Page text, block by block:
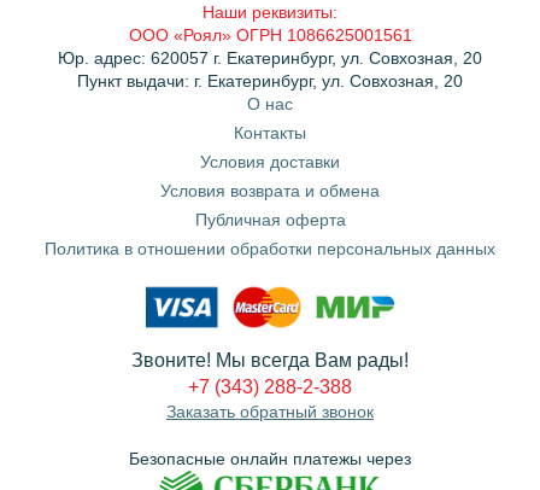
Наши реквизиты:
ООО «Роял» ОГРН 1086625001561
Юр. адрес: 620057 г. Екатеринбург, ул. Совхозная, 20
Пункт выдачи: г. Екатеринбург, ул. Совхозная, 20
О нас
Контакты
Условия доставки
Условия возврата и обмена
Публичная оферта
Политика в отношении обработки персональных данных
Звоните! Мы всегда Вам рады!
+7 (343) 288-2-388
Заказать обратный звонок
Безопасные онлайн платежы через